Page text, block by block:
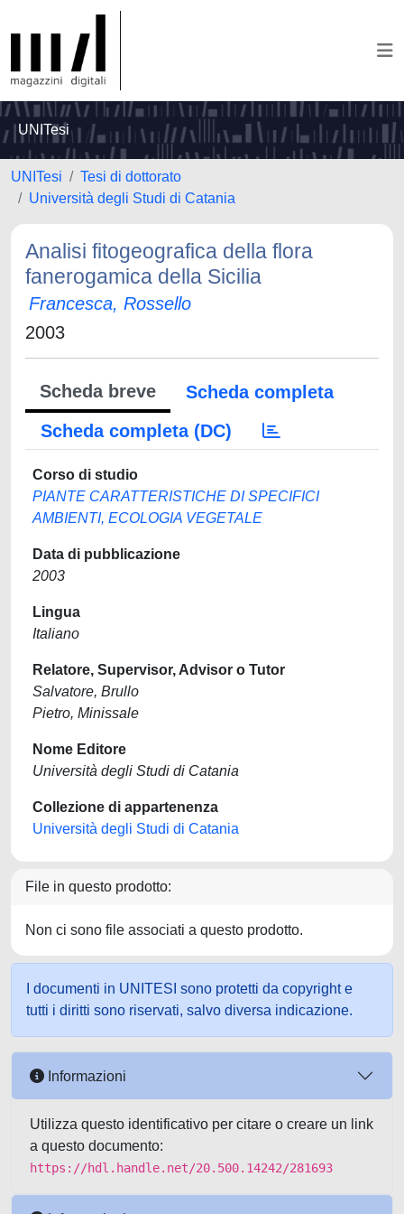
UNITesi
UNITesi
Tesi di dottorato
Università degli Studi di Catania
Analisi fitogeografica della flora
fanerogamica della Sicilia
Francesca, Rossello
2003
Scheda breve
Scheda completa
Scheda completa (DC)
Corso di studio
PIANTE CARATTERISTICHE DI SPECIFICI
AMBIENTI, ECOLOGIA VEGETALE
Data di pubblicazione
2003
Lingua
Italiano
Relatore, Supervisor, Advisor o Tutor
Salvatore, Brullo
Pietro, Minissale
Nome Editore
Università degli Studi di Catania
Collezione di appartenenza
Università degli Studi di Catania
File in questo prodotto:
Non ci sono file associati a questo prodotto.
I documenti in UNITESI sono protetti da copyright e
tutti i diritti sono riservati, salvo diversa indicazione.
Informazioni
Utilizza questo identificativo per citare o creare un link
a questo documento:
https://hdl.handle.net/20.500.14242/281693